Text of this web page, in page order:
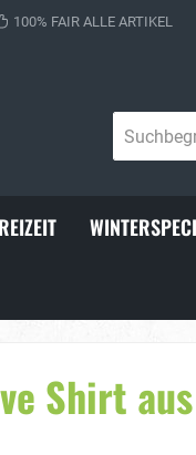
100% FAIR ALLE ARTIKEL
Shirt